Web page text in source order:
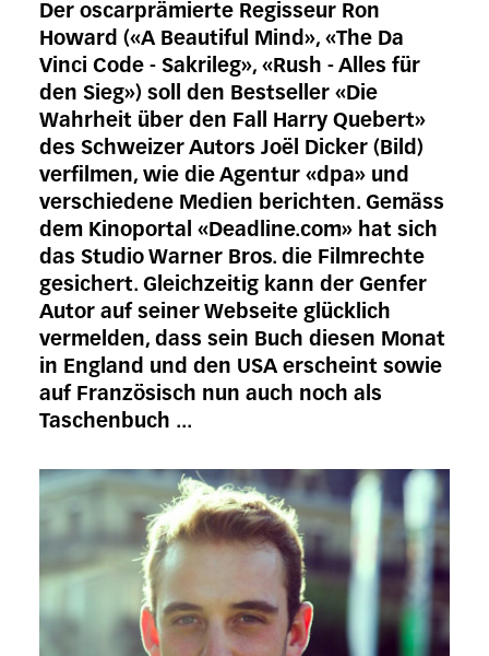
Der oscarprämierte Regisseur Ron
Howard («A Beautiful Mind», «The Da
Vinci Code - Sakrileg», «Rush - Alles für
den Sieg») soll den Bestseller «Die
Wahrheit über den Fall Harry Quebert»
des Schweizer Autors Joël Dicker (Bild)
verfilmen, wie die Agentur «dpa» und
verschiedene Medien berichten. Gemäss
dem Kinoportal «Deadline.com» hat sich
das Studio Warner Bros. die Filmrechte
gesichert. Gleichzeitig kann der Genfer
Autor auf seiner Webseite glücklich
vermelden, dass sein Buch diesen Monat
in England und den USA erscheint sowie
auf Französisch nun auch noch als
Taschenbuch ...